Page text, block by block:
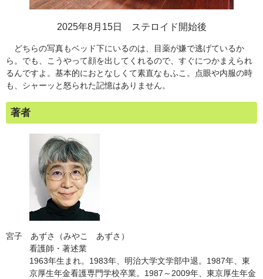
2025年8月15日 ステロイド開始後
どちらの写真もベッド下にいるのは、目薬が嫌で逃げているか
ら。でも、こうやって顔を出してくれるので、すぐにつかまえられ
るんですよ。基本的におとなしくて素直なもふこ。点眼や内服の時
も、シャーッと怒られた記憶はありません。
著者
宮子 あずさ（みやこ あずさ）
看護師・著述業
1963年生まれ。1983年、明治大学文学部中退。1987年、東
京厚生年金看護専門学校卒業。1987～2009年、東京厚生年金